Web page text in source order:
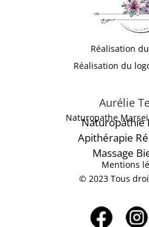
Réalisation
Réalisation du
Aurélie
Naturopathe
Naturopathie
Apithérapie
Massage
Mentions
© 2023 Tous